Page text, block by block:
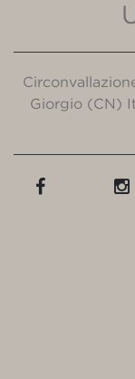
Giorgio (CN)